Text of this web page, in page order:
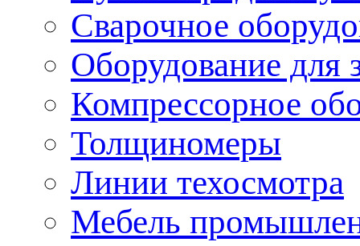
Сварочное
Оборудование для
Компрессорное
Толщиномеры
Линии техосмотра
Мебель